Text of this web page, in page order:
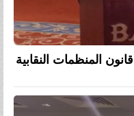
المنظمات النقابية